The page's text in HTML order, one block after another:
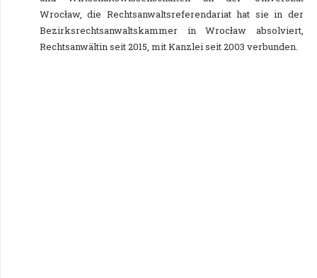
Wrocław, die Rechtsanwaltsreferendariat hat sie in der
Bezirksrechtsanwaltskammer in Wrocław absolviert,
Rechtsanwältin seit 2015, mit Kanzlei seit 2003 verbunden.